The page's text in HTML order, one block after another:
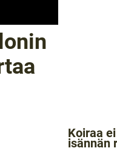
Koiraa
isännän